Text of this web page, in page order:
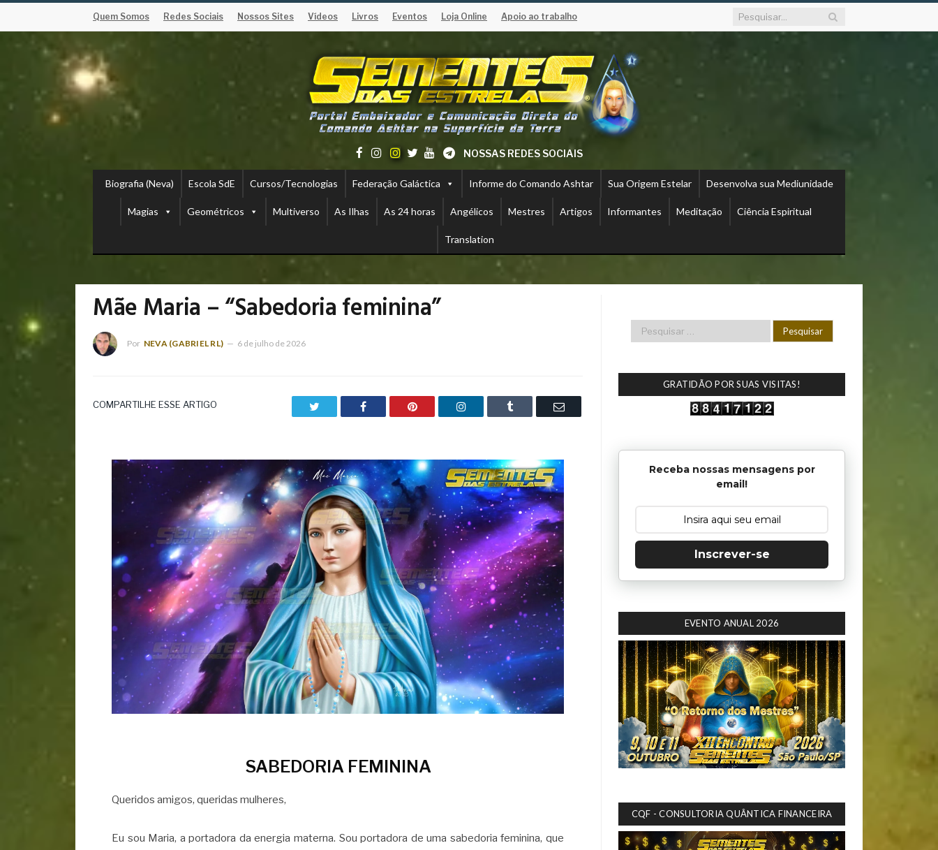
Quem Somos Redes Sociais Nossos Sites Vídeos Livros Eventos Loja Online Apoio ao trabalho
NOSSAS REDES SOCIAIS
Biografia (Neva) Escola SdE Cursos/Tecnologias Federação Galáctica Informe do Comando Ashtar Sua Origem Estelar Desenvolva sua Mediunidade
Magias Geométricos Multiverso As Ilhas As 24 horas Angélicos Mestres Artigos Informantes Meditação Ciência Espiritual
Translation
Mãe Maria – “Sabedoria feminina”
Por NEVA (GABRIEL RL) 6 de julho de 2026
COMPARTILHE ESSE ARTIGO Facebook Pinterest LinkedIn Tumblr Email
SABEDORIA FEMININA
Queridos amigos, queridas mulheres,
Eu sou Maria, a portadora da energia materna. Sou portadora de uma sabedoria feminina, que
GRATIDÃO POR SUAS VISITAS!
Receba nossas mensagens por
email!
Inscrever-se
EVENTO ANUAL 2026
CQF - CONSULTORIA QUÂNTICA FINANCEIRA